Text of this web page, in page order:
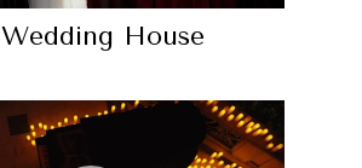
Wedding House